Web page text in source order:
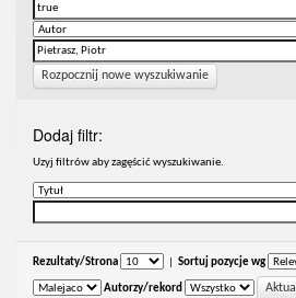
Rozpocznij nowe wyszukiwanie
Dodaj filtr:
Uzyj filtrów aby zagęścić wyszukiwanie.
Rezultaty/Strona Sortuj pozycje wg
Autorzy/rekord